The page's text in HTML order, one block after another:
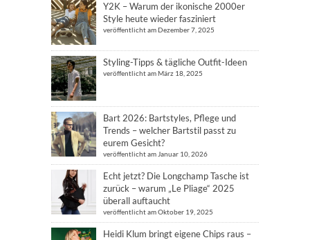
Y2K – Warum der ikonische 2000er
Style heute wieder fasziniert
veröffentlicht am Dezember 7, 2025
Styling-Tipps & tägliche Outfit-Ideen
veröffentlicht am März 18, 2025
Bart 2026: Bartstyles, Pflege und
Trends – welcher Bartstil passt zu
eurem Gesicht?
veröffentlicht am Januar 10, 2026
Echt jetzt? Die Longchamp Tasche ist
zurück – warum „Le Pliage“ 2025
überall auftaucht
veröffentlicht am Oktober 19, 2025
Heidi Klum bringt eigene Chips raus –